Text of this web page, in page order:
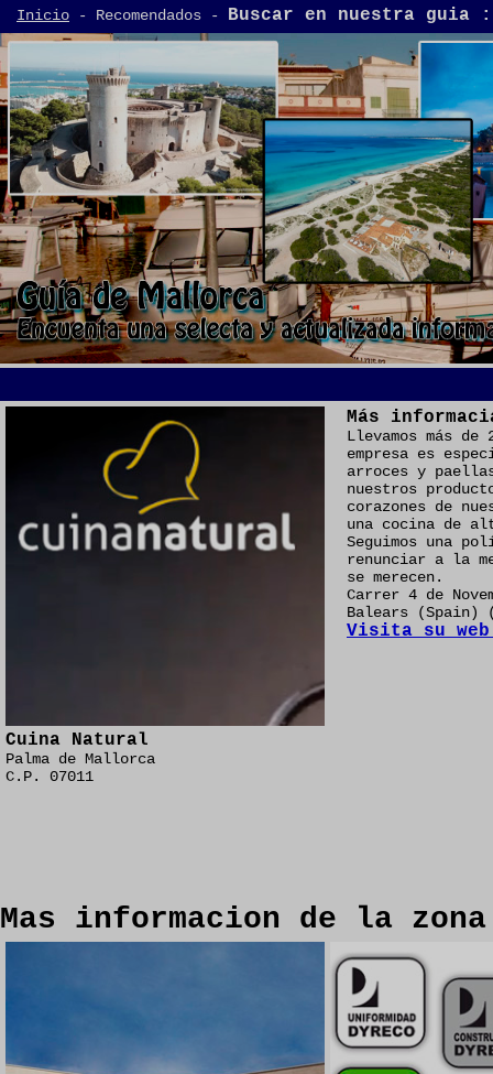
Inicio - Recomendados - Buscar en nuestra guia :
Cuina Natural
Palma de Mallorca
C.P. 07011
Más
Llevamos más
empresa es
arroces y
nuestros
corazones de
una cocina de
Seguimos una
renunciar a la
se merecen.
Carrer 4 de
Balears (Spain)
Visita su web
Mas informacion de la zona